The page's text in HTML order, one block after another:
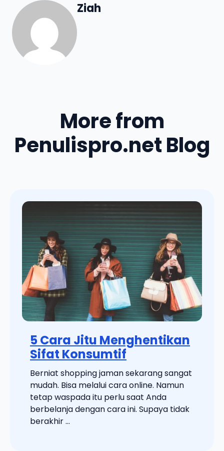
Ziah
More from
Penulispro.net Blog
5 Cara Jitu Menghentikan
Sifat Konsumtif
Berniat shopping jaman sekarang sangat
mudah. Bisa melalui cara online. Namun
tetap waspada itu perlu saat Anda
berbelanja dengan cara ini. Supaya tidak
berakhir ...